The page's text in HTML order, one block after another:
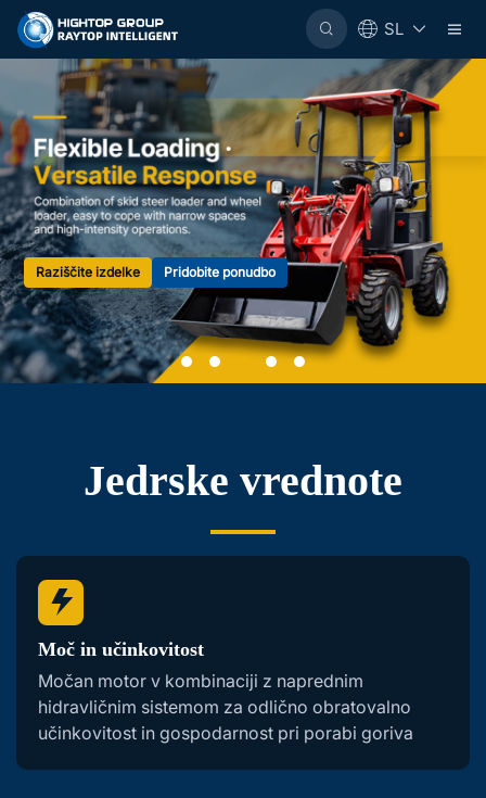
SL
Raziščite izdelke Pridobite ponudbo
Jedrske vrednote
Moč in učinkovitost
Močan motor v kombinaciji z naprednim
hidravličnim sistemom za odlično obratovalno
učinkovitost in gospodarnost pri porabi goriva